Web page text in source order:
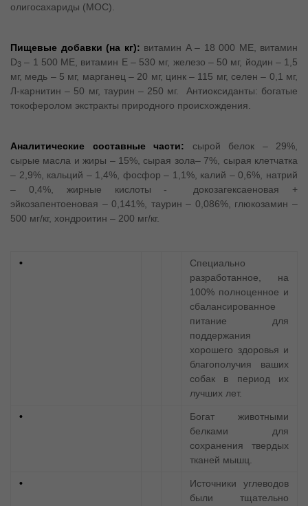
олигосахариды (МОС).
Пищевые добавки (на кг): витамин A – 18 000 МЕ, витамин
D3 – 1 500 МЕ, витамин E – 530 мг, железо – 50 мг, йодин – 1,5
мг, медь – 5 мг, марганец – 20 мг, цинк – 115 мг, селен – 0,1 мг,
Л-карнитин – 50 мг, таурин – 250 мг. Антиоксиданты: богатые
токоферолом экстракты природного происхождения.
Аналитические составные части: сырой белок – 29%,
сырые масла и жиры – 15%, сырая зола– 7%, сырая клетчатка
– 2,9%, кальций – 1,4%, фосфор – 1,1%, калий – 0,6%, натрий
– 0,4%, жирные кислоты - докозагексаеновая +
эйкозапентоеновая – 0,141%, таурин – 0,086%, глюкозамин –
500 мг/кг, хондроитин – 200 мг/кг.
•
Специально
разработанное, на
100% полноценное и
сбалансированное
питание для
поддержания
хорошего здоровья и
благополучия ваших
собак в период их
лучших лет.
•
Богат животными
белками для
сохранения твердых
тканей мышц.
•
Источники углеводов
были тщательно